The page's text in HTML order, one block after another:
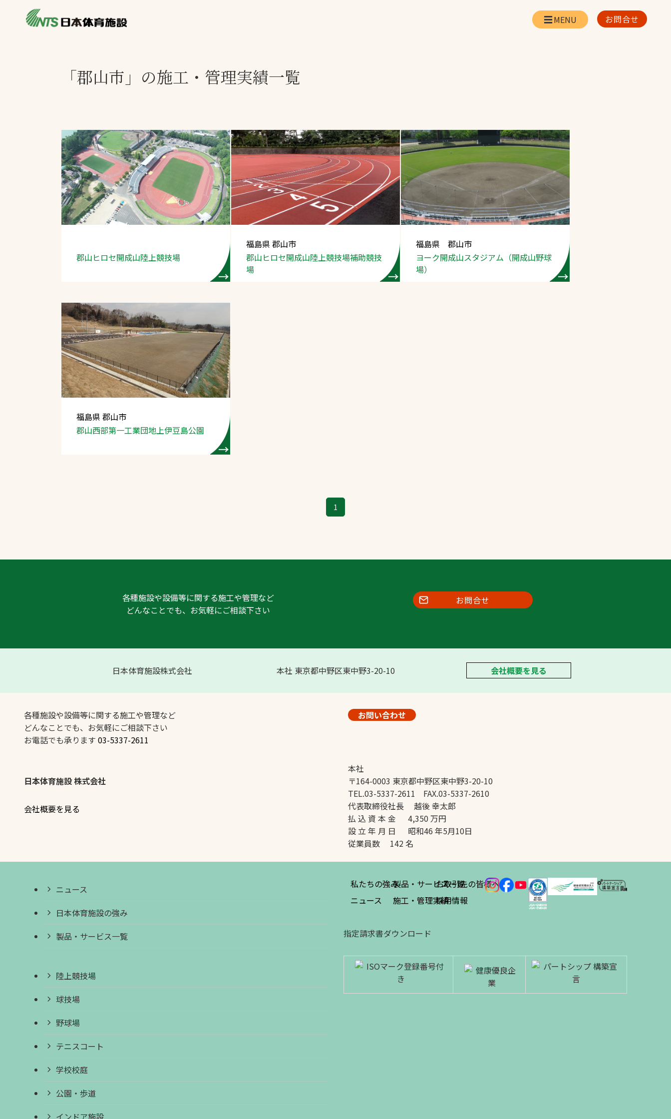
ニュース
製品別カテゴリー
熱中症対策ミスト
投てき実施可能な人
工芝
環境対応ウレタン
技術別カテゴリー
人工芝舗装
クレイ（土）舗装
防球設備
施設管理
パークマネジメント
生）
ぬかるみ・凍結対策
飛散・流出防止対策
施工・管理実績一覧
日本体育施設の歩み
アスリートパートナ
ー
採用情報
お取引先の皆様へ
ー
ソーシャルメディア
文字の見えづらさや操作にお困りの方へ
お問合せ
「郡山市」の施工・管理実績一覧
郡山ヒロセ開成山陸上競技場
福島県 郡山市
郡山ヒロセ開成山陸上競技場補助競技
場
福島県 郡山市
ヨーク開成山スタジアム （開成山野球
場）
福島県 郡山市
郡山西部第一工業団地上伊豆島公園
1
各種施設や設備等に関する施工や管理など
どんなことでも、お気軽にご相談下さい
お問合せ
日本体育施設株式会社 本社 東京都中野区東中野3-20-10 会社概要を見る
各種施設や設備等に関する施工や管理など
どんなことでも、お気軽にご相談下さい
お電話でも承ります 03-5337-2611
お問い合わせ
日本体育施設 株式会社
会社概要を見る
本社
〒164-0003 東京都中野区東中野3-20-10
TEL.03-5337-2611 FAX.03-5337-2610
代表取締役社長 越後 幸太郎
払 込 資 本 金 4,350 万円
設 立 年 月 日 昭和46 年5月10日
従業員数 142 名
ニュース
日本体育施設の強み
製品・サービス一覧
陸上競技場
球技場
野球場
テニスコート
学校校庭
公園・歩道
インドア施設
私たちの強み
ニュース
製品・サービス一覧
施工・管理実績
お取引先の皆様へ
採用情報
指定請求書ダウンロード